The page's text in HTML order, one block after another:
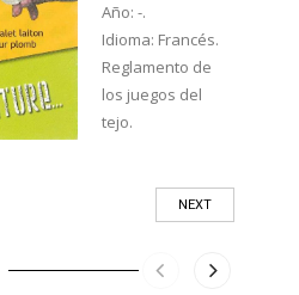
Año: -.
Idioma: Francés.
Reglamento de
los juegos del
tejo.
NEXT